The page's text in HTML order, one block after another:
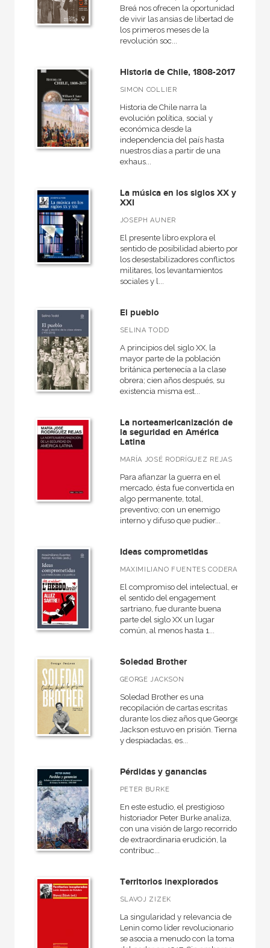
Breá nos ofrecen la oportunidad
de vivir las ansias de libertad de
los primeros meses de la
revolución soc...
Historia de Chile, 1808-2017
SIMON COLLIER
Historia de Chile narra la
evolución política, social y
económica desde la
independencia del país hasta
nuestros días a partir de una
exhaus...
La música en los siglos XX y
XXI
JOSEPH AUNER
El presente libro explora el
sentido de posibilidad abierto por
los desestabilizadores conflictos
militares, los levantamientos
sociales y l...
El pueblo
SELINA TODD
A principios del siglo XX, la
mayor parte de la población
británica pertenecía a la clase
obrera; cien años después, su
existencia misma est...
La norteamericanización de
la seguridad en América
Latina
MARÍA JOSÉ RODRÍGUEZ REJAS
Para afianzar la guerra en el
mercado, ésta fue convertida en
algo permanente, total,
preventivo; con un enemigo
interno y difuso que pudier...
Ideas comprometidas
MAXIMILIANO FUENTES CODERA
El compromiso del intelectual, en
el sentido del engagement
sartriano, fue durante buena
parte del siglo XX un lugar
común, al menos hasta 1...
Soledad Brother
GEORGE JACKSON
Soledad Brother es una
recopilación de cartas escritas
durante los diez años que George
Jackson estuvo en prisión. Tiernas
y despiadadas, es...
Pérdidas y ganancias
PETER BURKE
En este estudio, el prestigioso
historiador Peter Burke analiza,
con una visión de largo recorrido
de extraordinaria erudición, la
contribuc...
Territorios inexplorados
SLAVOJ ZIZEK
La singularidad y relevancia de
Lenin como líder revolucionario
se asocia a menudo con la toma